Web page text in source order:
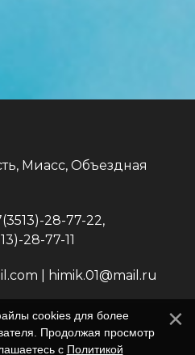
Миасс, Объездная
28-77-22,
28-77-11
himik.01@mail.ru
cookies для более
Продолжая просмотр
с Политикой